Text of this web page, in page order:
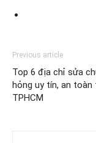
Previous article
Top 6 địa chỉ sửa
hỏng uy tín, an toàn
TPHCM